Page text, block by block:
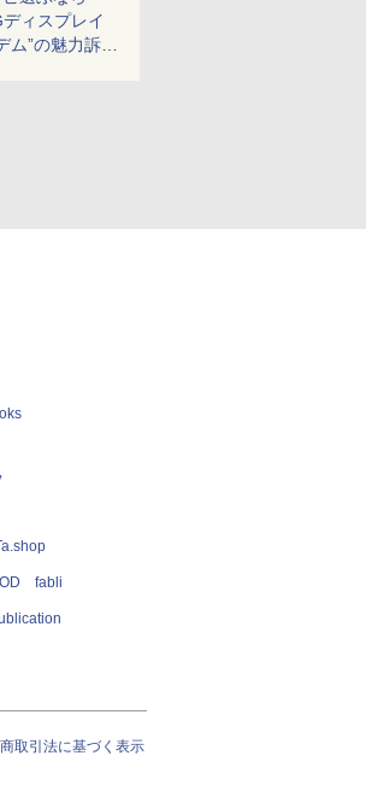
ィスプレイ
ム”の魅力訴
fabli
取引法に基づく表示